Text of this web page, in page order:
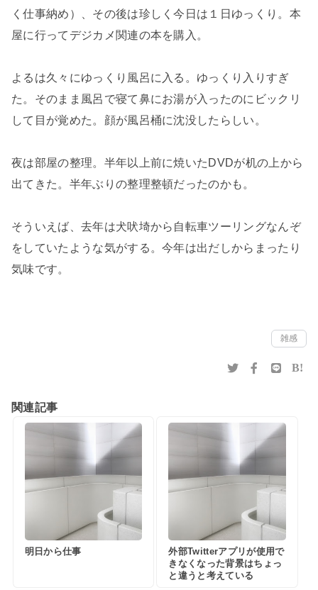
く仕事納め）、その後は珍しく今日は１日ゆっくり。本
屋に行ってデジカメ関連の本を購入。
よるは久々にゆっくり風呂に入る。ゆっくり入りすぎ
た。そのまま風呂で寝て鼻にお湯が入ったのにビックリ
して目が覚めた。顔が風呂桶に沈没したらしい。
夜は部屋の整理。半年以上前に焼いたDVDが机の上から
出てきた。半年ぶりの整理整頓だったのかも。
そういえば、去年は犬吠埼から自転車ツーリングなんぞ
をしていたような気がする。今年は出だしからまったり
気味です。
雑感
B!
関連記事
明日から仕事
外部Twitterアプリが使用で
きなくなった背景はちょっ
と違うと考えている